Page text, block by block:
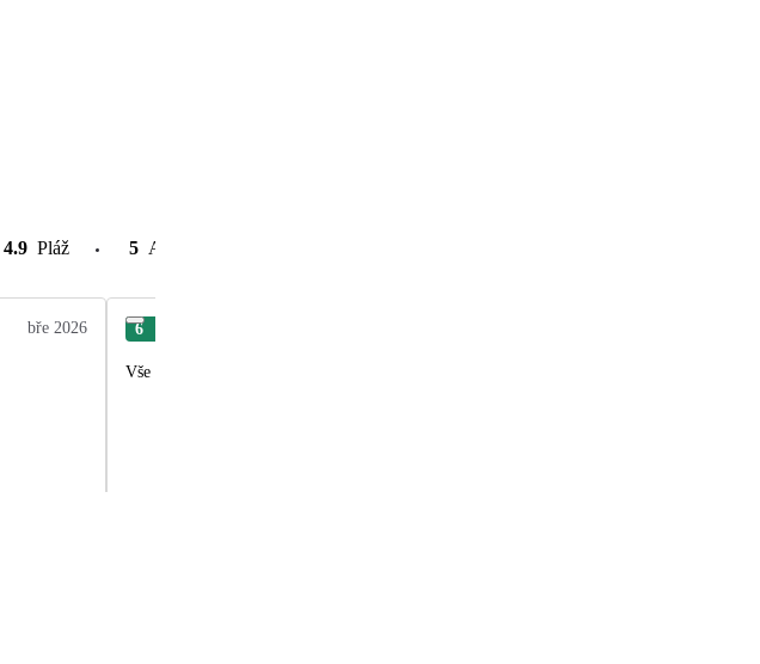
4.9 Pláž 5 Atrakce v okolí
bře 2026 6
Vše dle očekávání.Luxus za skvělou cenu.My kupovali na poslední chvíli.